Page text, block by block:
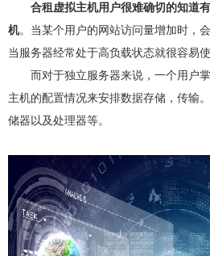
合租虚拟主机用户很难确切的知道
机。当某个用户的网站访问量增加时，
当服务器经常处于高负载状态就很容易
而对于独立服务器来说，一个用户
主机的配置情况来安排数据存储，传输
储器以及处理器等。